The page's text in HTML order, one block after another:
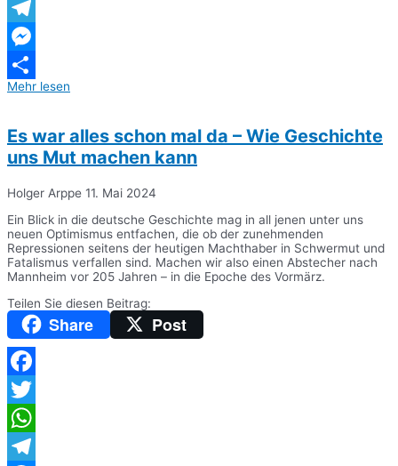
WhatsApp
Telegram
Messenger
Teilen
Mehr lesen
Es war alles schon mal da – Wie Geschichte
uns Mut machen kann
Holger Arppe 11. Mai 2024
Ein Blick in die deutsche Geschichte mag in all jenen unter uns
neuen Optimismus entfachen, die ob der zunehmenden
Repressionen seitens der heutigen Machthaber in Schwermut und
Fatalismus verfallen sind. Machen wir also einen Abstecher nach
Mannheim vor 205 Jahren – in die Epoche des Vormärz.
Teilen Sie diesen Beitrag:
Share Post
Facebook
Twitter
WhatsApp